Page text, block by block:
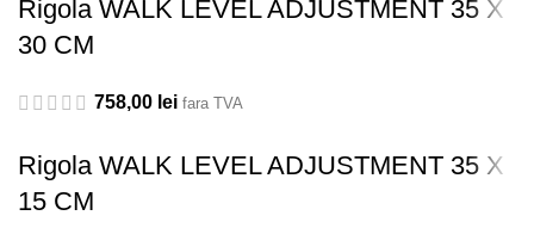
Rigola WALK LEVEL ADJUSTMENT 35 X
30 CM
758,00 lei fara TVA
Rigola WALK LEVEL ADJUSTMENT 35 X
15 CM